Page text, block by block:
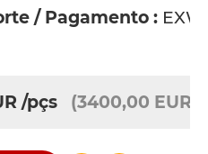
/ Pagamento : EXW
/pçs (3400,00 EUR)